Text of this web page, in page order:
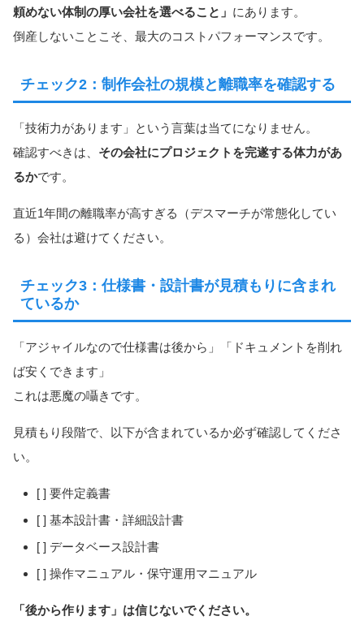
頼めない体制の厚い会社を選べること」 にあります。
倒産しないことこそ、最大のコストパフォーマンスです。
チェック2：制作会社の規模と離職率を確認する
「技術力があります」という言葉は当てになりません。
確認すべきは、 その会社にプロジェクトを完遂する体力があ
るかです。
直近1年間の離職率が高すぎる（デスマーチが常態化してい
る）会社は避けてください。
チェック3：仕様書・設計書が見積もりに含まれ
ているか
「アジャイルなので仕様書は後から」「ドキュメントを削れ
ば安くできます」
これは悪魔の囁きです。
見積もり段階で、以下が含まれているか必ず確認してくださ
い。
[ ] 要件定義書
[ ] 基本設計書・詳細設計書
[ ] データベース設計書
[ ] 操作マニュアル・保守運用マニュアル
「後から作ります」は信じないでください。